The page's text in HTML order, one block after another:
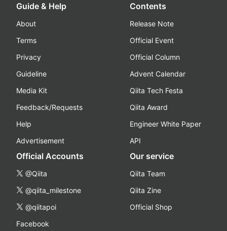
Guide & Help
About
Terms
Privacy
Guideline
Media Kit
Feedback/Requests
Help
Advertisement
Contents
Release Note
Official Event
Official Column
Advent Calendar
Qiita Tech Festa
Qiita Award
Engineer White Paper
API
Official Accounts
@Qiita
@qiita_milestone
@qiitapoi
Facebook
Our service
Qiita Team
Qiita Zine
Official Shop